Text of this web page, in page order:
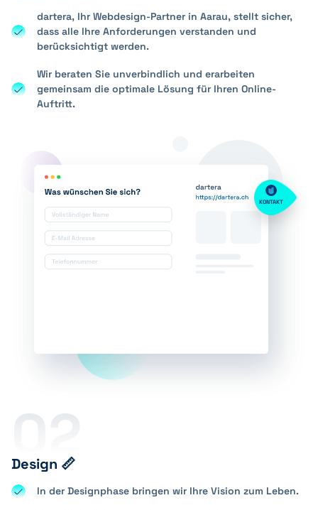
dartera, Ihr Webdesign-Partner in Aarau, stellt sicher,
dass alle Ihre Anforderungen verstanden und
berücksichtigt werden.
Wir beraten Sie unverbindlich und erarbeiten
gemeinsam die optimale Lösung für Ihren Online-
Auftritt.
02
Design 📏
In der Designphase bringen wir Ihre Vision zum Leben.
KONTAKT